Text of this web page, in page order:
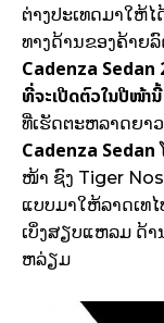
ຕ່າງ​ປະເທດ​ມາ​ໃຫ້​
ທາງ​ດ້ານ​ຂອງ​ຄ້າຍ
Cadenza Sedan
ທີ່​ຈະ​ເປີດ​ຕົວ​ໃນ​​ປີ​ໜ້າ​
ທີ່​ເຮັດ​ຕະ​ຫລາດ​ຍາ
Cadenza Sedan
ໜ້າ ຊົງ Tiger
ແບບ​ມາ​ໃຫ້​ລາດ​ເທ​
ເບິ່ງ​ສຽບ​ແຫລມ ດ້າ
ຫລ່ຽມ